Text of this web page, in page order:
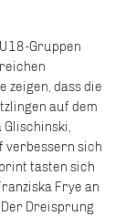
Gruppen
zeigen, dass die
auf dem
verbessern sich
tasten sich
Frye an
Dreisprung